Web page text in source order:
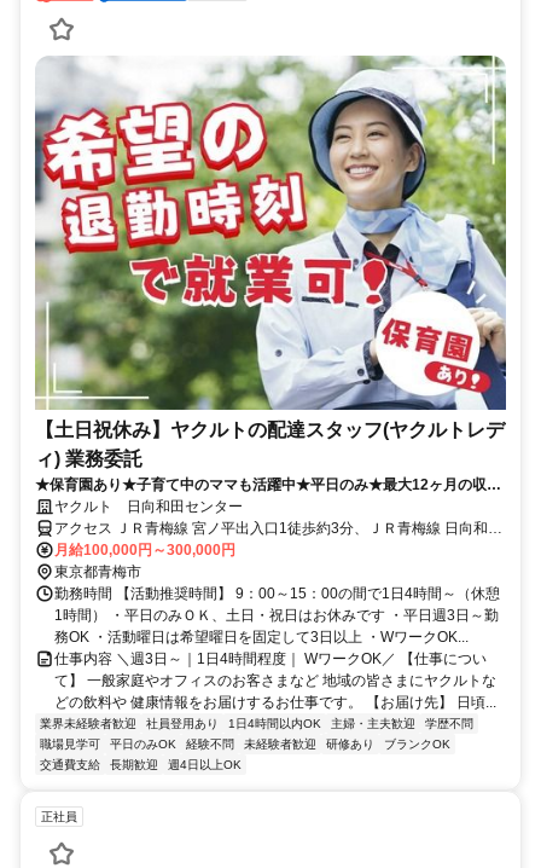
【土日祝休み】ヤクルトの配達スタッフ(ヤクルトレデ
ィ) 業務委託
★保育園あり★子育て中のママも活躍中★平日のみ★最大12ヶ月の収入
補償あり
ヤクルト 日向和田センター
アクセス ＪＲ青梅線 宮ノ平出入口1徒歩約3分、ＪＲ青梅線 日向和田
徒歩約20分、ＪＲ青梅線/ＪＲ中央本線 青梅徒歩約23分
月給100,000円～300,000円
東京都青梅市
勤務時間 【活動推奨時間】 9：00～15：00の間で1日4時間～（休憩
1時間） ・平日のみＯＫ、土日・祝日はお休みです ・平日週3日～勤
務OK ・活動曜日は希望曜日を固定して3日以上 ・WワークOK...
仕事内容 ＼週3日～｜1日4時間程度｜ WワークOK／ 【仕事につい
て】 一般家庭やオフィスのお客さまなど 地域の皆さまにヤクルトな
どの飲料や 健康情報をお届けするお仕事です。 【お届け先】 日頃...
業界未経験者歓迎 社員登用あり 1日4時間以内OK 主婦・主夫歓迎
学歴不問
職場見学可
平日のみOK 経験不問 未経験者歓迎 研修あり
ブランクOK
交通費支給
長期歓迎 週4日以上OK
正社員